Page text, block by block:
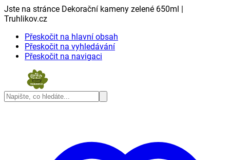
Jste na stránce Dekorační kameny zelené 650ml |
Truhlikov.cz
Přeskočit na hlavní obsah
Přeskočit na vyhledávání
Přeskočit na navigaci